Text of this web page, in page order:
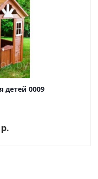
детей 0009